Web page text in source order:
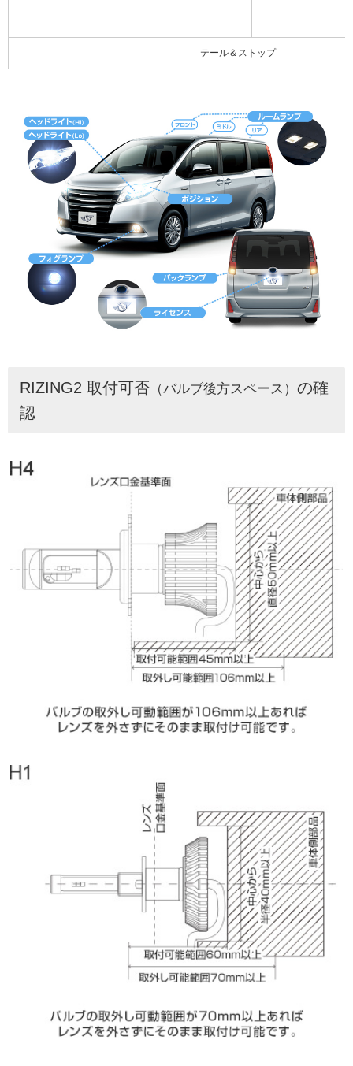
テール＆ストップ
RIZING2 取付可否 （バルブ後方スペース） の確
認